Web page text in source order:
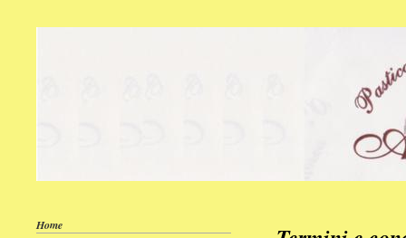
Home